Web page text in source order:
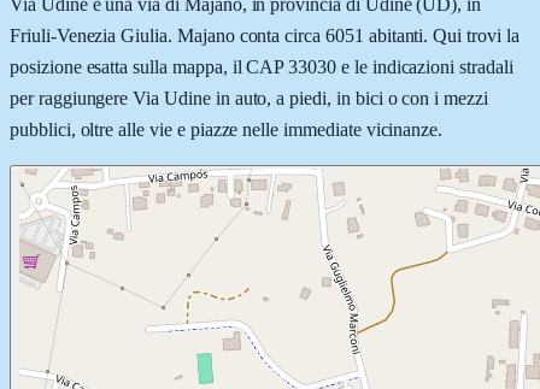
Friuli-Venezia Giulia. Majano conta circa 6051 abitanti. Qui trovi la
posizione esatta sulla mappa, il CAP 33030 e le indicazioni stradali
per raggiungere Via Udine in auto, a piedi, in bici o con i mezzi
pubblici, oltre alle vie e piazze nelle immediate vicinanze.